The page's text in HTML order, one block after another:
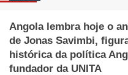
Angola lembra hoje o
de Jonas Savimbi,
histórica da política
fundador da UNITA